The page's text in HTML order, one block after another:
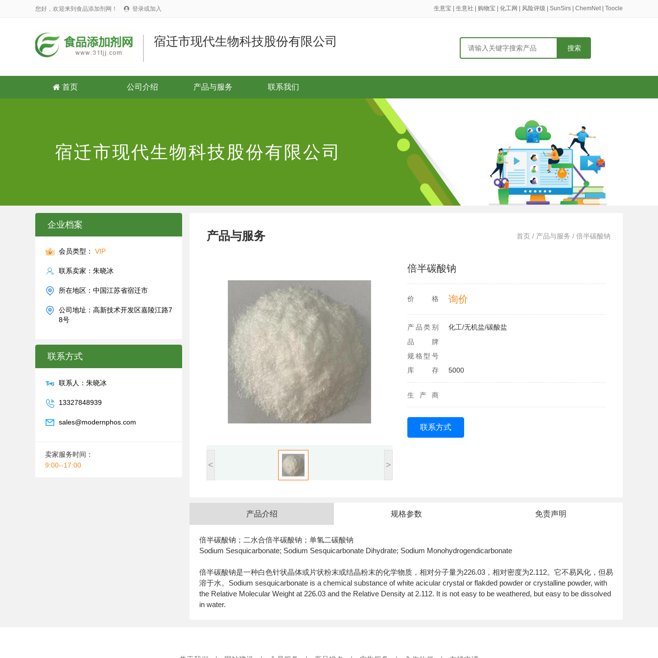
您好，欢迎来到食品添加剂网！  登录或加入 生意宝 生意社 购物宝 化工网 风险评级 SunSirs ChemNet| Toocle
宿迁市现代生物科技股份有限公司 搜索
 首页 公司介绍 产品与服务 联系我们
宿迁市现代生物科技股份有限公司
企业档案
会员类型： VIP
联系卖家：朱晓冰
所在地区：中国江苏省宿迁市
公司地址：高新技术开发区嘉陵江路7
8号
联系方式
联系人：朱晓冰
13327848939
sales@modernphos.com
卖家服务时间：
9:00--17:00
首页 / 产品与服务 / 倍半碳酸钠
产品与服务
< >
倍半碳酸钠
价格 询价
产品类别
化工/无机盐/碳酸盐
品牌
规格型号
库存
5000
生产商
联系方式
产品介绍 规格参数 免责声明
倍半碳酸钠；二水合倍半碳酸钠；单氢二碳酸钠
Sodium Sesquicarbonate; Sodium Sesquicarbonate Dihydrate; Sodium Monohydrogendicarbonate
倍半碳酸钠是一种白色针状晶体或片状粉末或结晶粉末的化学物质，相对分子量为226.03，相对密度为2.112。它不易风化，但易
溶于水。 Sodium sesquicarbonate is a chemical substance of white acicular crystal or flakded powder or crystalline powder, with
the Relative Molecular Weight at 226.03 and the Relative Density at 2.112. It is not easy to be weathered, but easy to be dissolved
in water.